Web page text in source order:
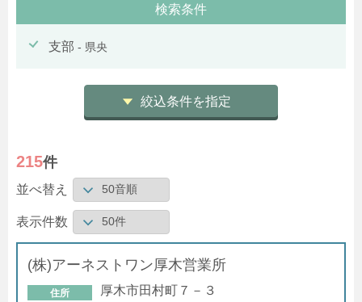
検索条件
支部 - 県央
絞込条件を指定
215件
並べ替え
表示件数
(株)アーネストワン厚木営業所
住所 厚木市田村町７－３